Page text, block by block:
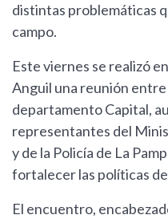
distintas problemáticas
campo.
Este viernes se realizó
Anguil una reunión
departamento Capital,
representantes del
y de la Policía de La
fortalecer las políticas
El encuentro,